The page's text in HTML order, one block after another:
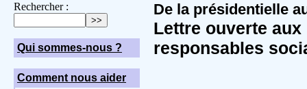
Rechercher :
Qui sommes-nous ?
Comment nous aider
De la présidentielle
Lettre ouverte
responsables